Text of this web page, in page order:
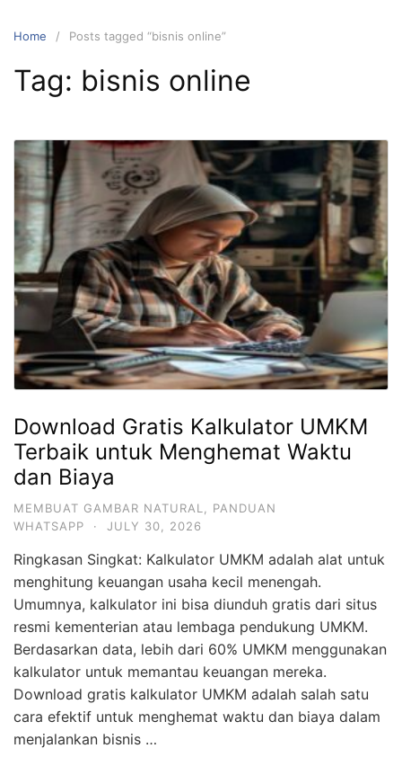
Home Posts tagged “bisnis online”
Tag: bisnis online
Download Gratis Kalkulator UMKM
Terbaik untuk Menghemat Waktu
dan Biaya
MEMBUAT GAMBAR NATURAL, PANDUAN
WHATSAPP
· JULY 30, 2026
Ringkasan Singkat: Kalkulator UMKM adalah alat untuk
menghitung keuangan usaha kecil menengah.
Umumnya, kalkulator ini bisa diunduh gratis dari situs
resmi kementerian atau lembaga pendukung UMKM.
Berdasarkan data, lebih dari 60% UMKM menggunakan
kalkulator untuk memantau keuangan mereka.
Download gratis kalkulator UMKM adalah salah satu
cara efektif untuk menghemat waktu dan biaya dalam
menjalankan bisnis …